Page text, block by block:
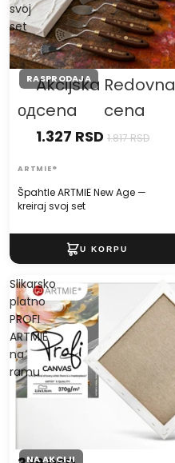
svoj
set
RASPRODAJA
Špahtle ARTMIE New Age —
kreiraj svoj set
од
Akcijska
cena
1.327 RSD
Redovna
cena
1.817 RSD
ARTMIE®
Slikarsko
platno
PROFI
ARTMIE
na
ramu
NA AKCIJI